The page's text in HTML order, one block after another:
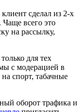
сделал из 2-х
всего это
на рассылку,
для тех
с модерацией в
спорт, табачные
оборот трафика и